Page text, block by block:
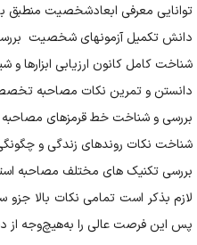
توانایی معرفی ابعادشخصیت
دانش تکمیل آزمونهای شخصیت
شناخت کامل کانون ارزیابی ابزارها و شیوه
دانستن و تمرین نکات مصاحبه
بررسی و شناخت خط قرمزهای مصاحبه
شناخت نکات روندهای زندگی و
بررسی تکنیک های مختلف مصاحبه
لازم بذکر است تمامی نکات بالا جزو
پس این فرصت عالی را به‌هیچ‌وجه از